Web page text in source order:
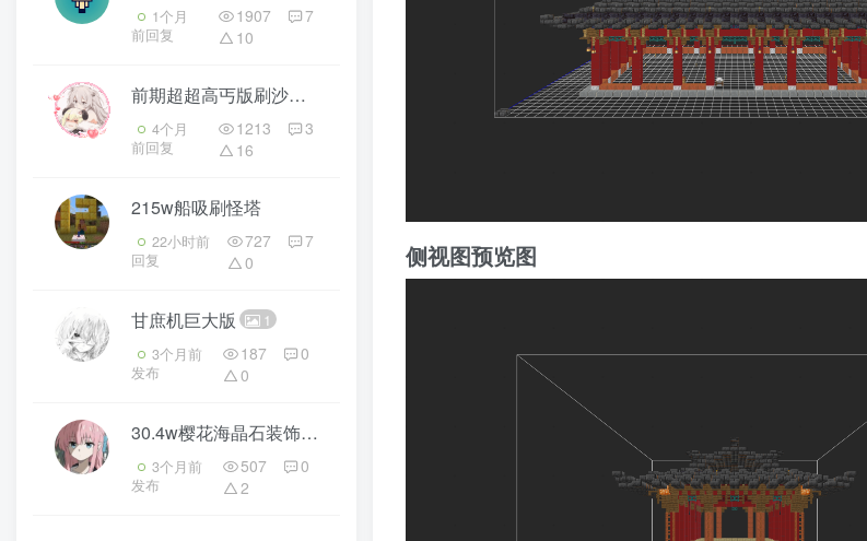
1个月
前回复
1907
7
10
前期超超高丐版刷沙机
4个月
前回复
1213
3
16
215w船吸刷怪塔
22小时前
回复
727
7
0
甘庶机巨大版 1
3个月前
发布
187
0
0
30.4w樱花海晶石装饰刷石机——无自动打包纯漏斗收集
3个月前
发布
507
0
2
侧视图预览图